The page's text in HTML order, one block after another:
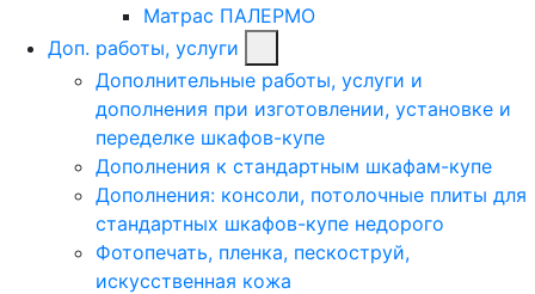
Матрас ПАЛЕРМО
Доп. работы, услуги
Дополнительные работы, услуги и
дополнения при изготовлении, установке и
переделке шкафов-купе
Дополнения к стандартным шкафам-купе
Дополнения: консоли, потолочные плиты для
стандартных шкафов-купе недорого
Фотопечать, пленка, пескоструй,
искусственная кожа